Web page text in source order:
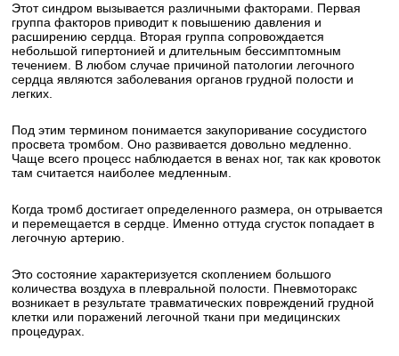
Этот синдром вызывается различными факторами. Первая
группа факторов приводит к повышению давления и
расширению сердца. Вторая группа сопровождается
небольшой гипертонией и длительным бессимптомным
течением. В любом случае причиной патологии легочного
сердца являются заболевания органов грудной полости и
легких.
Под этим термином понимается закупоривание сосудистого
просвета тромбом. Оно развивается довольно медленно.
Чаще всего процесс наблюдается в венах ног, так как кровоток
там считается наиболее медленным.
Когда тромб достигает определенного размера, он отрывается
и перемещается в сердце. Именно оттуда сгусток попадает в
легочную артерию.
Это состояние характеризуется скоплением большого
количества воздуха в плевральной полости. Пневмоторакс
возникает в результате травматических повреждений грудной
клетки или поражений легочной ткани при медицинских
процедурах.